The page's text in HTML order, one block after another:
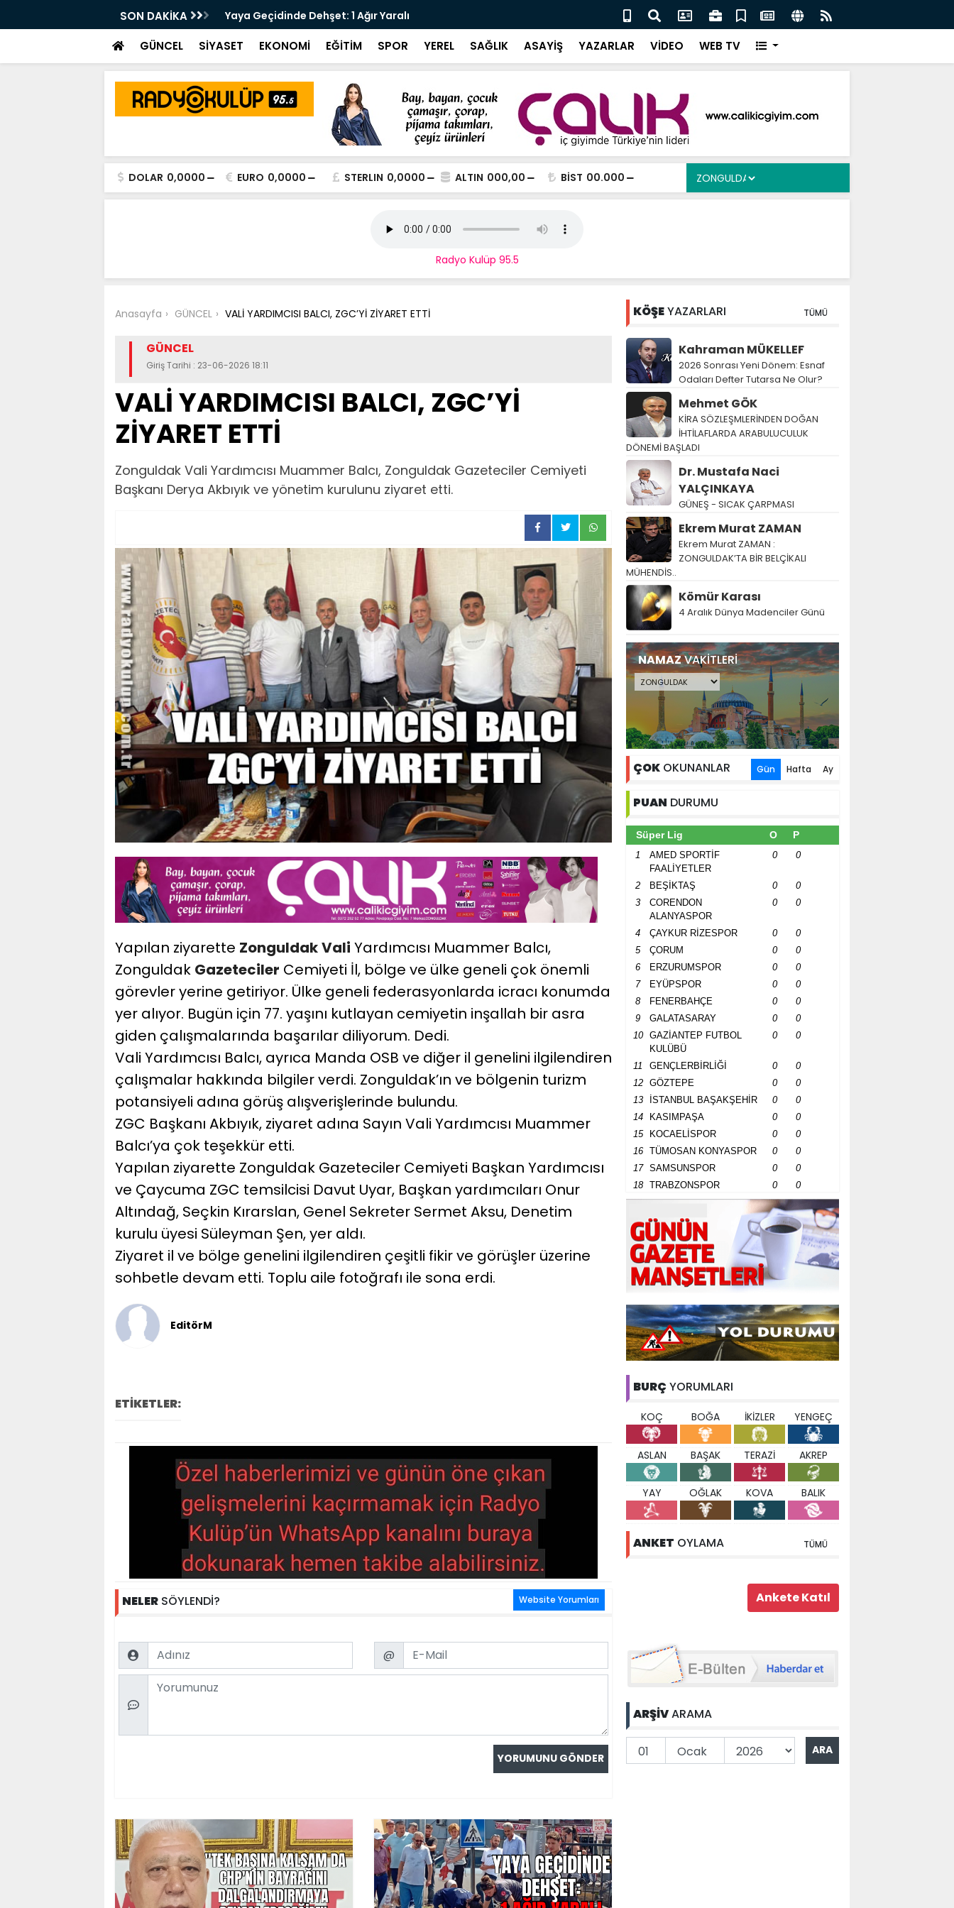
SON DAKİKA
Da CHP'nin Bayrağını
Yaya Geçidinde Dehşet: 1 Ağır Yaralı Karali’den Ergen’e Ziyaret
GÜNCEL SİYASET EKONOMİ EĞİTİM SPOR YEREL SAĞLIK ASAYİŞ YAZARLAR VİDEO WEB TV
DOLAR 0,0000 EURO 0,0000 STERLIN 0,0000 ALTIN 000,00 BİST 00.000
Radyo Kulüp 95.5
Anasayfa GÜNCEL VALİ YARDIMCISI BALCI, ZGC’Yİ ZİYARET ETTİ
GÜNCEL
Giriş Tarihi : 23-06-2026 18:11
VALİ YARDIMCISI BALCI, ZGC’Yİ
ZİYARET ETTİ
Zonguldak Vali Yardımcısı Muammer Balcı, Zonguldak Gazeteciler Cemiyeti
Başkanı Derya Akbıyık ve yönetim kurulunu ziyaret etti.
Yapılan ziyarette ZonguldakVali Yardımcısı Muammer Balcı,
Zonguldak Gazeteciler Cemiyeti İl, bölge ve ülke geneli çok önemli
görevler yerine getiriyor. Ülke geneli federasyonlarda icracı konumda
yer alıyor. Bugün için 77. yaşını kutlayan cemiyetin inşallah bir asra
giden çalışmalarında başarılar diliyorum. Dedi.
Vali Yardımcısı Balcı, ayrıca Manda OSB ve diğer il genelini ilgilendiren
çalışmalar hakkında bilgiler verdi. Zonguldak’ın ve bölgenin turizm
potansiyeli adına görüş alışverişlerinde bulundu.
ZGC Başkanı Akbıyık, ziyaret adına Sayın Vali Yardımcısı Muammer
Balcı’ya çok teşekkür etti.
Yapılan ziyarette Zonguldak Gazeteciler Cemiyeti Başkan Yardımcısı
ve Çaycuma ZGC temsilcisi Davut Uyar, Başkan yardımcıları Onur
Altındağ, Seçkin Kırarslan, Genel Sekreter Sermet Aksu, Denetim
kurulu üyesi Süleyman Şen, yer aldı.
Ziyaret il ve bölge genelini ilgilendiren çeşitli fikir ve görüşler üzerine
sohbetle devam etti. Toplu aile fotoğrafı ile sona erdi.
EditörM
ETİKETLER:
NELER SÖYLENDİ? Website Yorumları
Name Email
@
Comment
KÖŞEYAZARLARI TÜMÜ
Kahraman MÜKELLEF
2026 Sonrası Yeni Dönem: Esnaf
Odaları Defter Tutarsa Ne Olur?
Mehmet GÖK
KİRA SÖZLEŞMLERİNDEN DOĞAN
İHTİLAFLARDA ARABULUCULUK
DÖNEMİ BAŞLADI
Dr. Mustafa Naci
YALÇINKAYA
GÜNEŞ - SICAK ÇARPMASI
Ekrem Murat ZAMAN
Ekrem Murat ZAMAN :
ZONGULDAK’TA BİR BELÇİKALI
MÜHENDİS..
Kömür Karası
4 Aralık Dünya Madenciler Günü
NAMAZVAKİTLERİ
ÇOK OKUNANLAR Gün Hafta Ay
PUAN DURUMU
Süper Lig O P
1
AMED SPORTİF
FAALİYETLER
0 0
2 BEŞİKTAŞ 0
0
3
CORENDON
ALANYASPOR
0 0
4 ÇAYKUR RİZESPOR 0
0
5
ÇORUM 0
0
6
ERZURUMSPOR 0
0
7
EYÜPSPOR 0
0
8
FENERBAHÇE 0
0
9
GALATASARAY 0
0
10
GAZİANTEP FUTBOL
KULÜBÜ
0 0
11 GENÇLERBİRLİĞİ 0
0
12
GÖZTEPE 0
0
13
İSTANBUL BAŞAKŞEHİR 0
0
14
KASIMPAŞA 0
0
15
KOCAELİSPOR 0
0
16
TÜMOSAN KONYASPOR 0
0
17
SAMSUNSPOR 0
0
18
TRABZONSPOR 0 0
BURÇ YORUMLARI
KOÇ BOĞA İKİZLER YENGEÇ
ASLAN BAŞAK TERAZİ AKREP
YAY OĞLAK KOVA BALIK
ANKET OYLAMA TÜMÜ
ARŞİVARAMA